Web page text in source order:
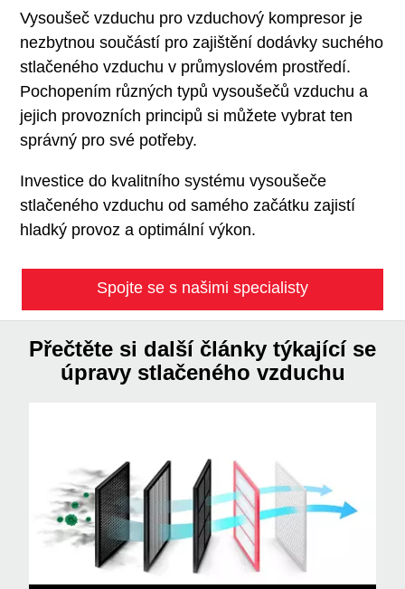
Vysoušeč vzduchu pro vzduchový kompresor je
nezbytnou součástí pro zajištění dodávky suchého
stlačeného vzduchu v průmyslovém prostředí.
Pochopením různých typů vysoušečů vzduchu a
jejich provozních principů si můžete vybrat ten
správný pro své potřeby.
Investice do kvalitního systému vysoušeče
stlačeného vzduchu od samého začátku zajistí
hladký provoz a optimální výkon.
Spojte se s našimi specialisty
Přečtěte si další články týkající se
úpravy stlačeného vzduchu